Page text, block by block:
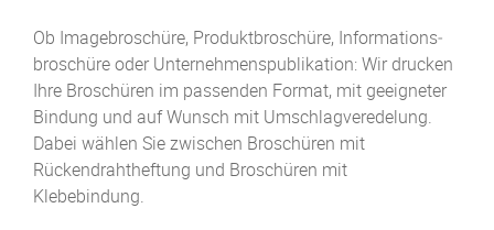
Ob Image­broschüre, Produkt­broschüre, Informations­
broschüre oder Unternehmens­publikation: Wir drucken
Ihre Broschüren im passenden Format, mit geeigneter
Bindung und auf Wunsch mit Umschlagveredelung.
Dabei wählen Sie zwischen Broschüren mit
Rückendraht­heftung und Broschüren mit
Klebebindung.